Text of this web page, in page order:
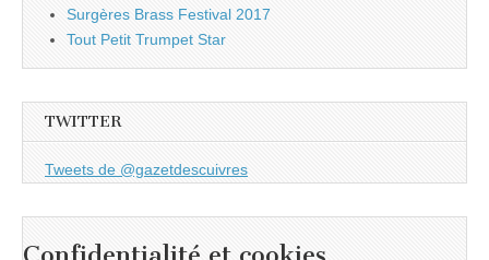
Surgères Brass Festival 2017
Tout Petit Trumpet Star
TWITTER
Tweets de @gazetdescuivres